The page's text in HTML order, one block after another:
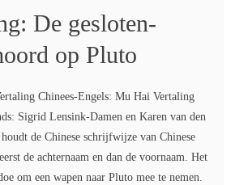
De gesloten-
op Pluto
Chinees-Engels: Mu Hai Vertaling
Sigrid Lensink-Damen en Karen van den
de Chinese schrijfwijze van Chinese
de achternaam en dan de voornaam. Het
om een wapen naar Pluto mee te nemen.